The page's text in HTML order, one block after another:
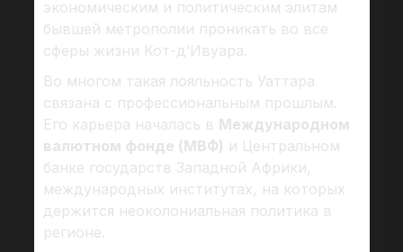
экономическим и политическим элитам
бывшей метрополии проникать во все
сферы жизни Кот-д’Ивуара.
Во многом такая лояльность Уаттара
связана с профессиональным прошлым.
Его карьера началась в Международном
валютном фонде (МВФ) и Центральном
банке государств Западной Африки,
международных институтах, на которых
держится неоколониальная политика в
регионе.